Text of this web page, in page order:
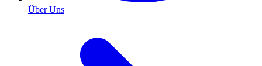
Über Uns